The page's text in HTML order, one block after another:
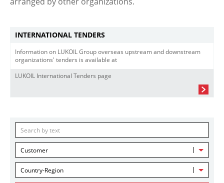
INTERNATIONAL TENDERS
Information on LUKOIL Group overseas upstream and downstream
organizations' tenders is available at
LUKOIL International Tenders page
Customer
Country-Region